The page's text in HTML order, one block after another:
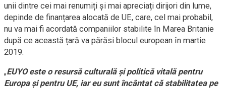
unii dintre cei mai renumiți și mai apreciați dirijori din lume,
depinde de finanțarea alocată de UE, care, cel mai probabil,
nu va mai fi acordată companiilor stabilite în Marea Britanie
după ce această țară va părăsi blocul european în martie
2019.
„EUYO este o resursă culturală și politică vitală pentru
Europa și pentru UE, iar eu sunt încântat că stabilitatea pe